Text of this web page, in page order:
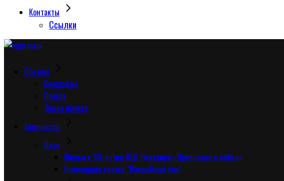
Контакты
Сcылки
Обо мне
Биография
Пресса
Доска почета
Творчество
Цирк
Фильм к 90-летию Ю.В. Никулина «Признание в любви»
Новогодняя сказка “Волшебный сон”